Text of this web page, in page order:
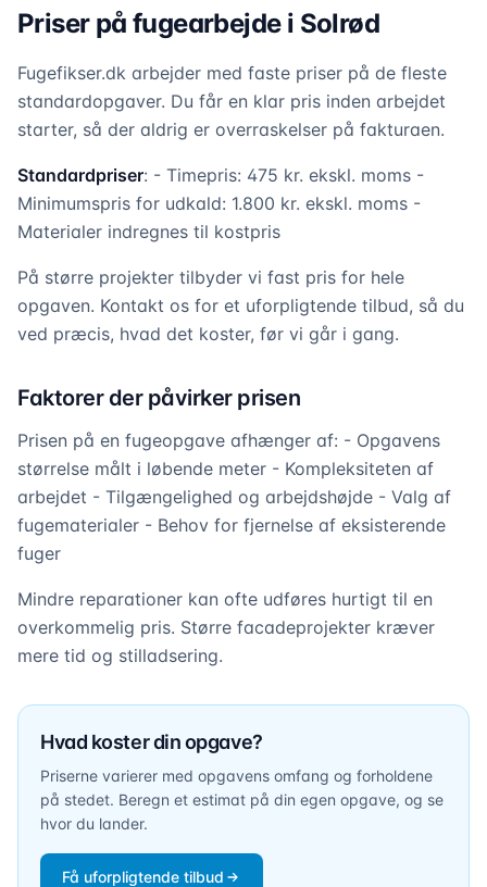
Priser på fugearbejde i Solrød
Fugefikser.dk arbejder med faste priser på de fleste
standardopgaver. Du får en klar pris inden arbejdet
starter, så der aldrig er overraskelser på fakturaen.
Standardpriser: - Timepris: 475 kr. ekskl. moms -
Minimumspris for udkald: 1.800 kr. ekskl. moms -
Materialer indregnes til kostpris
På større projekter tilbyder vi fast pris for hele
opgaven. Kontakt os for et uforpligtende tilbud, så du
ved præcis, hvad det koster, før vi går i gang.
Faktorer der påvirker prisen
Prisen på en fugeopgave afhænger af: - Opgavens
størrelse målt i løbende meter - Kompleksiteten af
arbejdet - Tilgængelighed og arbejdshøjde - Valg af
fugematerialer - Behov for fjernelse af eksisterende
fuger
Mindre reparationer kan ofte udføres hurtigt til en
overkommelig pris. Større facadeprojekter kræver
mere tid og stilladsering.
Hvad koster din opgave?
Priserne varierer med opgavens omfang og forholdene
på stedet. Beregn et estimat på din egen opgave, og se
hvor du lander.
Få uforpligtende tilbud